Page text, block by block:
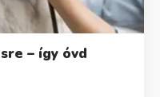
– így óvd